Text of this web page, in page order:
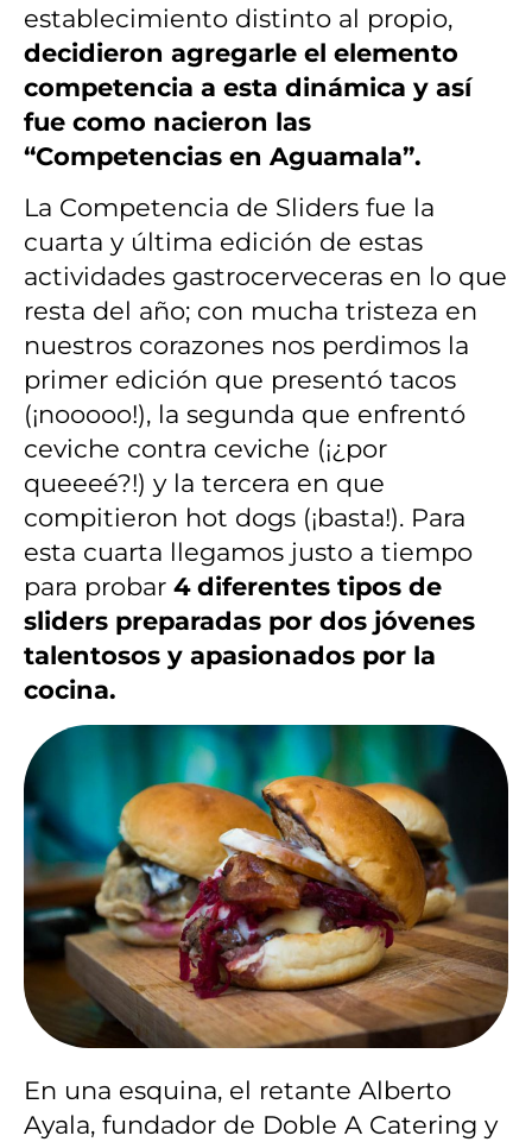
establecimiento distinto al propio,
decidieron agregarle el elemento
competencia a esta dinámica y así
fue como nacieron las
“Competencias en Aguamala”.
La Competencia de Sliders fue la
cuarta y última edición de estas
actividades gastrocerveceras en lo que
resta del año; con mucha tristeza en
nuestros corazones nos perdimos la
primer edición que presentó tacos
(¡nooooo!), la segunda que enfrentó
ceviche contra ceviche (¡¿por
queeeé?!) y la tercera en que
compitieron hot dogs (¡basta!). Para
esta cuarta llegamos justo a tiempo
para probar 4 diferentes tipos de
sliders preparadas por dos jóvenes
talentosos y apasionados por la
cocina.
En una esquina, el retante Alberto
Ayala, fundador de Doble A Catering y